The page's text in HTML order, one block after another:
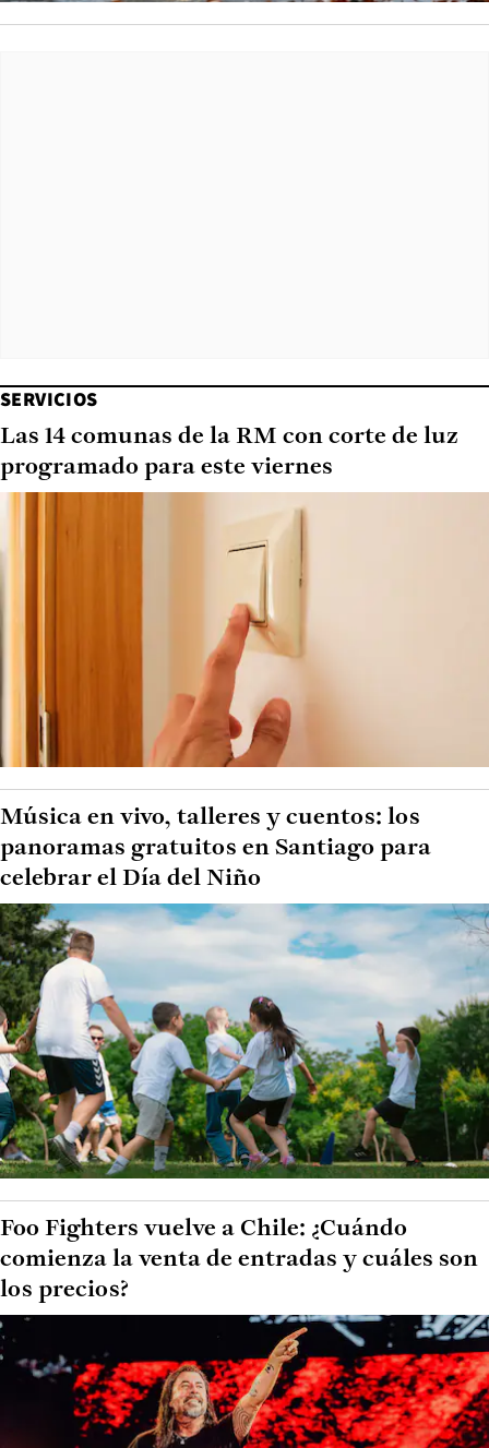
SERVICIOS
Las 14 comunas de la RM con corte de luz
programado para este viernes
Música en vivo, talleres y cuentos: los
panoramas gratuitos en Santiago para
celebrar el Día del Niño
Foo Fighters vuelve a Chile: ¿Cuándo
comienza la venta de entradas y cuáles son
los precios?